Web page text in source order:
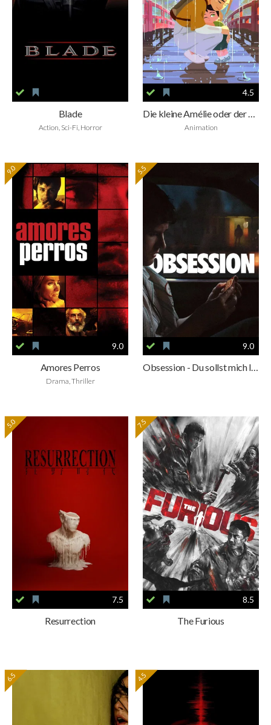
Blade
Action, Sci-Fi, Horror
4.5
Die kleine Amélie oder der Charakter des Regens
Animation
9.0
9.0
Amores Perros
Drama, Thriller
5.5
9.0
Obsession - Du sollst mich lieben
5.0
7.5
Resurrection
7.5
8.5
The Furious
6.5 4.5